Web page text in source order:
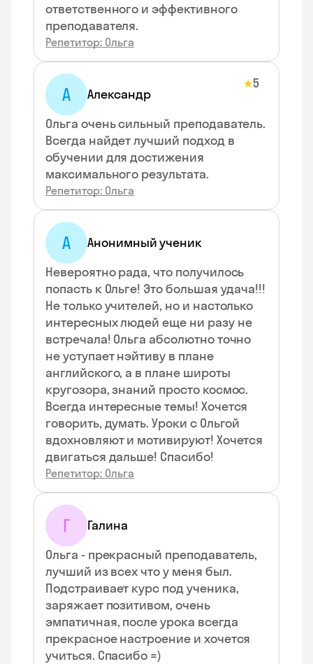
ответственного и эффективного
преподавателя.
Репетитор: Ольга
А Александр
★5
Ольга очень сильный преподаватель.
Всегда найдет лучший подход в
обучении для достижения
максимального результата.
Репетитор: Ольга
А
Анонимный ученик
Невероятно рада, что получилось
попасть к Ольге! Это большая удача!!!
Не только учителей, но и настолько
интересных людей еще ни разу не
встречала! Ольга абсолютно точно
не уступает нэйтиву в плане
английского, а в плане широты
кругозора, знаний просто космос.
Всегда интересные темы! Хочется
говорить, думать. Уроки с Ольгой
вдохновляют и мотивируют! Хочется
двигаться дальше! Спасибо!
Репетитор: Ольга
Г
Галина
Ольга - прекрасный преподаватель,
лучший из всех что у меня был.
Подстраивает курс под ученика,
заряжает позитивом, очень
эмпатичная, после урока всегда
прекрасное настроение и хочется
учиться. Спасибо =)